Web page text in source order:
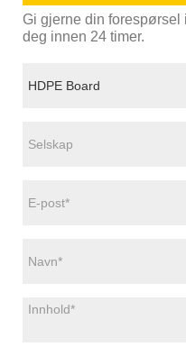
Gi gjerne din forespørsel
deg innen 24 timer.